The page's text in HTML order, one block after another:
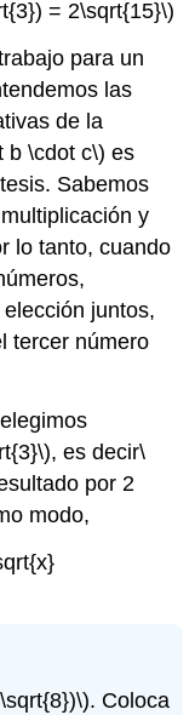
= 2\sqrt{15}\)
para un
las
de la
b \cdot c\) es
Sabemos
y
lo tanto, cuando
juntos,
tercer número
, es decir\
por 2
modo,
. Coloca